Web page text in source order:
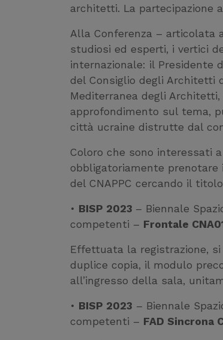
architetti. La partecipazione
Alla Conferenza – articolata
studiosi ed esperti, i vertici
internazionale: il Presidente
del Consiglio degli Architetti
Mediterranea degli
approfondimento sul tema,
città ucraine distrutte dal
Coloro che sono interessati
obbligatoriamente
del CNAPPC cercando il
• BISP 2023 – Biennale
competenti – Frontale
Effettuata la registrazione,
duplice copia, il modulo
all’ingresso della sala,
• BISP 2023 – Biennale
competenti – FAD Sincrona